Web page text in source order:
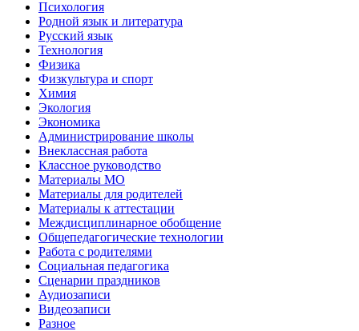
Психология
Родной язык и литература
Русский язык
Технология
Физика
Физкультура и спорт
Химия
Экология
Экономика
Администрирование школы
Внеклассная работа
Классное руководство
Материалы МО
Материалы для родителей
Материалы к аттестации
Междисциплинарное обобщение
Общепедагогические технологии
Работа с родителями
Социальная педагогика
Сценарии праздников
Аудиозаписи
Видеозаписи
Разное